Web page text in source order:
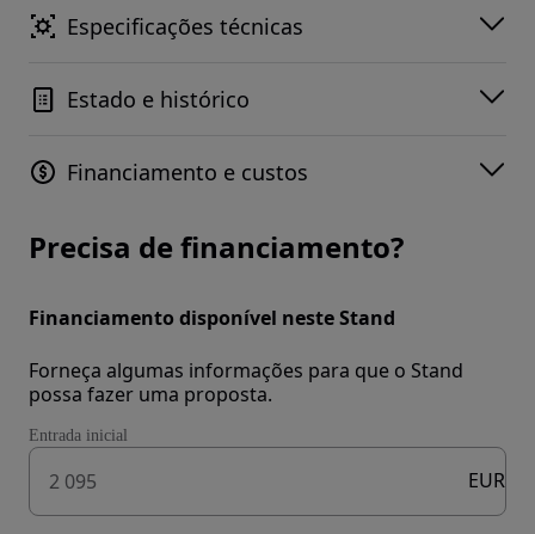
Especificações técnicas
Estado e histórico
Financiamento e custos
Precisa de financiamento?
Financiamento disponível neste Stand
Forneça algumas informações para que o Stand
possa fazer uma proposta.
Entrada inicial
EUR